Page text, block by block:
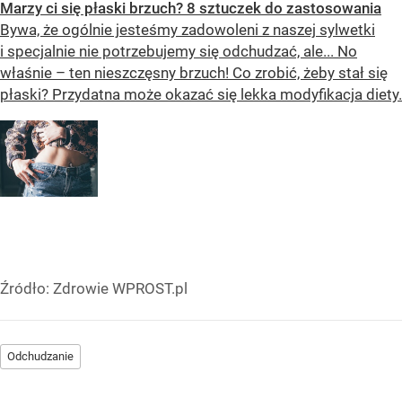
Marzy ci się płaski brzuch? 8 sztuczek do zastosowania
Bywa, że ogólnie jesteśmy zadowoleni z naszej sylwetki
i specjalnie nie potrzebujemy się odchudzać, ale... No
właśnie – ten nieszczęsny brzuch! Co zrobić, żeby stał się
płaski? Przydatna może okazać się lekka modyfikacja diety.
Źródło: Zdrowie WPROST.pl
Odchudzanie